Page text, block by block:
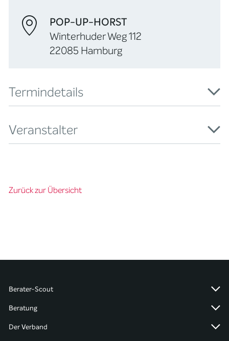
POP-UP-HORST
Winterhuder Weg 112
22085 Hamburg
Termindetails
Veranstalter
Zurück zur Übersicht
Berater-Scout
Beratung
Der Verband